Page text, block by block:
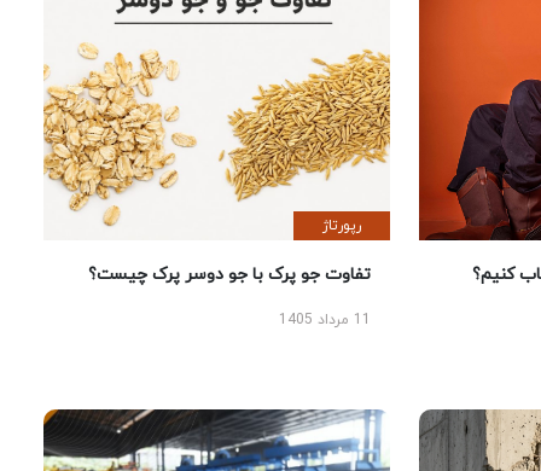
کنیم؟
رپورتاژ
تفاوت جو پرک با جو دوسر پرک چیست؟